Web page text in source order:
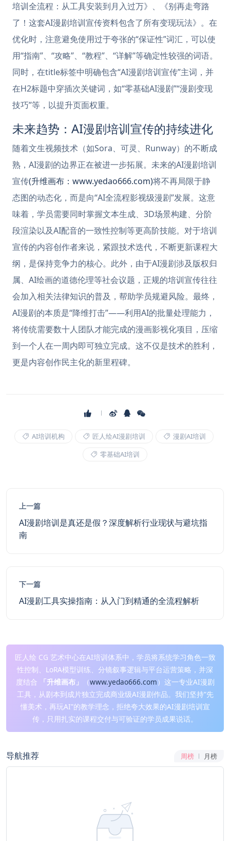
培训全流程：从工具安装到月入过万》、《别再走弯路
了！这套AI漫剧培训宣传资料包含了所有变现玩法》。在
优化时，注意避免使用过于夸张的“保证性”词汇，可以使
用“指南”、“攻略”、“教程”、“详解”等确定性较强的词语。
同时，在title标签中明确包含“AI漫剧培训宣传”主词，并
在H2标题中穿插次关键词，如“零基础AI漫剧”“漫剧变现
技巧”等，以提升页面权重。
未来趋势：AI漫剧培训宣传的持续进化
随着文生视频技术（如Sora、可灵、Runway）的不断成
熟，AI漫剧的边界正在被进一步拓展。未来的AI漫剧培训
宣传(升维画布：www.yedao666.com)将不再局限于静
态图的动态化，而是向“AI全流程影视级漫剧”发展。这意
味着，学员需要同时掌握文本生成、3D场景构建、分阶
段渲染以及AI配音的一致性控制等更高阶技能。对于培训
宣传的内容创作者来说，紧跟技术迭代，不断更新课程大
纲，是保持竞争力的核心。此外，由于AI漫剧涉及版权归
属、AI绘画的道德伦理等社会议题，正规的培训宣传往往
会加入相关法律知识的普及，帮助学员规避风险。最终，
AI漫剧的本质是“降维打击”——利用AI的批量处理能力，
将传统需要数十人团队才能完成的漫画影视化项目，压缩
到一个人在一周内即可独立完成。这不仅是技术的胜利，
更是内容创作民主化的新里程碑。
AI培训机构 匠人绘AI漫剧培训
漫剧AI培训
零基础AI培训
上一篇
AI漫剧培训是真还是假？深度解析行业现状与避坑指
南
下一篇
AI漫剧工具实操指南：从入门到精通的全流程解析
匠人绘 CG 艺术中心在AI培训体系中，学员将系统学习角色一致
性控制、LoRA模型训练、分镜叙事逻辑与平台运营策略，并深
度结合
「升维画布」 （www.yedao666.com）这一专业AI漫剧
工具，从剧本到成片独立完成商业级AI漫剧作品。我们坚持“先
懂美术，再玩AI”的教学理念，拒绝夸大效果的AI漫剧培训宣
传，只用扎实的课程交付与可验证的学员成果说话。
导航推荐 周榜 月榜